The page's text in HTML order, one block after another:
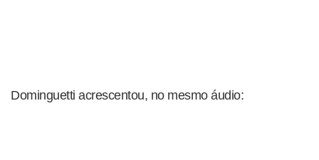
Dominguetti acrescentou, no mesmo áudio: